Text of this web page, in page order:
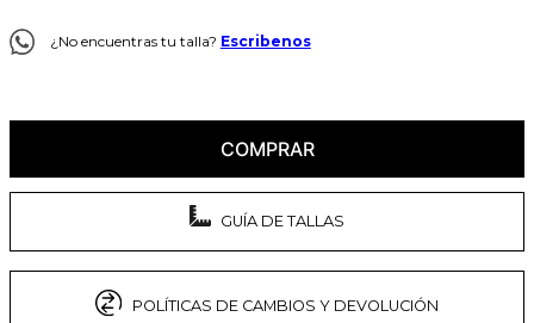
¿No encuentras tu talla? Escribenos
COMPRAR
GUÍA DE TALLAS
POLÍTICAS DE CAMBIOS Y DEVOLUCIÓN